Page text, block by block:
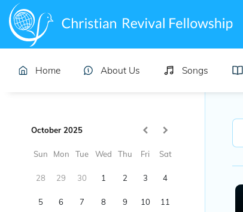
Home About Us Songs
October 2025
Sun Mon Tue Wed Thu Fri Sat
28 29 30 1 2 3 4
5 6 7 8 9 10 11